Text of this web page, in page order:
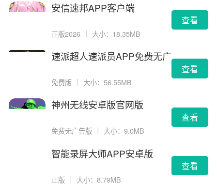
安信速邦APP客户端
正版2026 ｜ 大小：18.35MB
查看
速派超人速派员APP免费无广
免费版 大小：56.55MB
查看
神州无线安卓版官网版
免费无广告版 大小：9.0MB
查看
智能录屏大师APP安卓版
正版 ｜ 大小：8.79MB
查看